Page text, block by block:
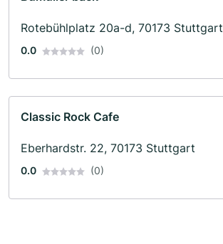
Rotebühlplatz 20a-d, 70173 Stuttgart
0.0 (0)
Classic Rock Cafe
Eberhardstr. 22, 70173 Stuttgart
0.0 (0)